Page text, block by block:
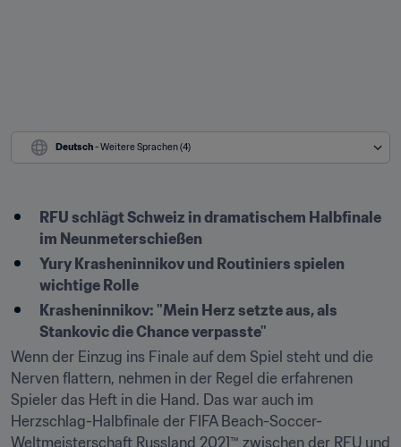
Deutsch - Weitere Sprachen (4)
RFU schlägt Schweiz in dramatischem Halbfinale
im Neunmeterschießen
Yury Krasheninnikov und Routiniers spielen
wichtige Rolle
Krasheninnikov: "Mein Herz setzte aus, als
Stankovic die Chance verpasste"
Wenn der Einzug ins Finale auf dem Spiel steht und die
Nerven flattern, nehmen in der Regel die erfahrenen
Spieler das Heft in die Hand. Das war auch im
Herzschlag-Halbfinale der FIFA Beach-Soccer-
Weltmeisterschaft Russland 2021™ zwischen der RFU und